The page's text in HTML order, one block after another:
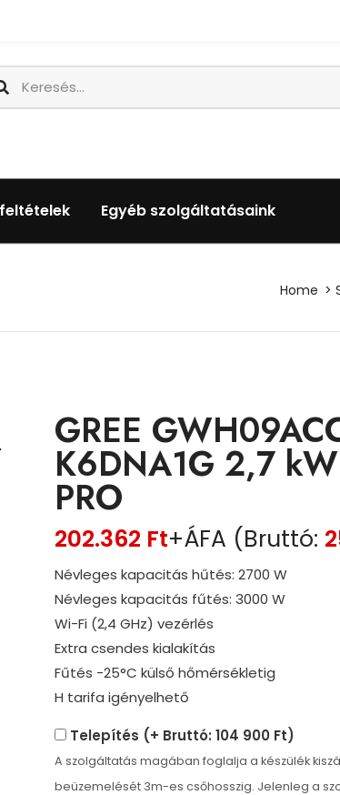
Egyéb szolgáltatásaink
Home
GREE
K6DNA1G 2,7
PRO
202.362 Ft+ÁFA (Bruttó:
Névleges kapacitás hűtés: 2700 W
Névleges kapacitás fűtés: 3000 W
Wi-Fi (2,4 GHz) vezérlés
Extra csendes kialakítás
Fűtés -25°C külső hőmérsékletig
H tarifa igényelhető
Telepítés (+ Bruttó: 104 900 Ft)
A szolgáltatás magában foglalja a készülék
beüzemelését 3m-es csőhosszig. Jelenleg a